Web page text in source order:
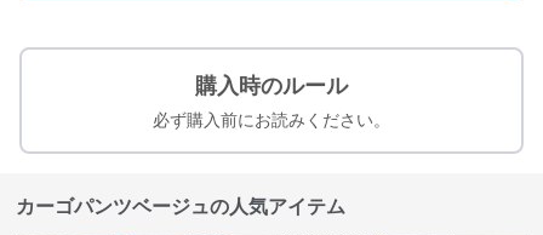
購入時のルール
必ず購入前にお読みください。
カーゴパンツベージュの人気アイテム